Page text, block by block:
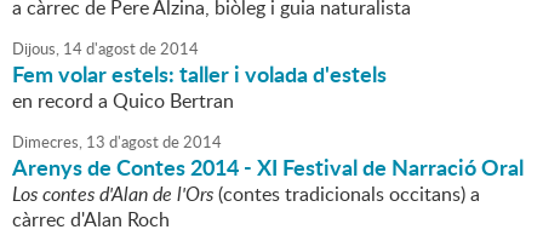
a càrrec de Pere Alzina, biòleg i guia naturalista
Dijous, 14d'agostde2014
Fem volar estels: taller i volada d'estels
en record a Quico Bertran
Dimecres, 13 d'agostde2014
Arenys de Contes 2014 - XI Festival de Narració Oral
Los contes d'Alan de l'Ors(contes tradicionals occitans) a
càrrec d'Alan Roch